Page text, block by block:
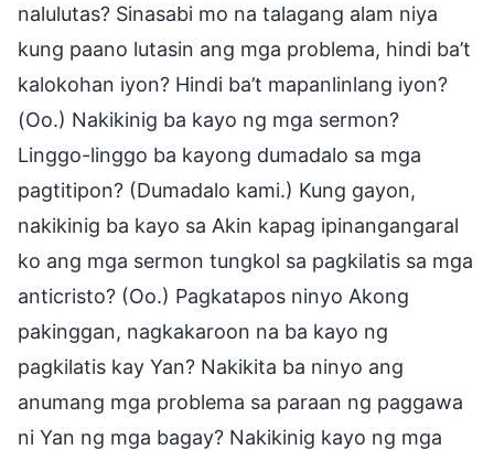
nalulutas? Sinasabi mo na talagang alam niya
kung paano lutasin ang mga problema, hindi ba’t
kalokohan iyon? Hindi ba’t mapanlinlang iyon?
(Oo.) Nakikinig ba kayo ng mga sermon?
Linggo-linggo ba kayong dumadalo sa mga
pagtitipon? (Dumadalo kami.) Kung gayon,
nakikinig ba kayo sa Akin kapag ipinangangaral
ko ang mga sermon tungkol sa pagkilatis sa mga
anticristo? (Oo.) Pagkatapos ninyo Akong
pakinggan, nagkakaroon na ba kayo ng
pagkilatis kay Yan? Nakikita ba ninyo ang
anumang mga problema sa paraan ng paggawa
ni Yan ng mga bagay? Nakikinig kayo ng mga